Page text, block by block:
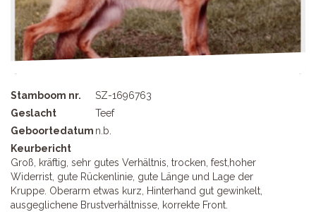
Stamboom nr.
SZ-1696763
Geslacht
Teef
Geboortedatum n.b.
Keurbericht
Groß, kräftig, sehr gutes Verhältnis, trocken, fest,hoher
Widerrist, gute Rückenlinie, gute Länge und Lage der
Kruppe. Oberarm etwas kurz, Hinterhand gut gewinkelt,
ausgeglichene Brustverhältnisse, korrekte Front.